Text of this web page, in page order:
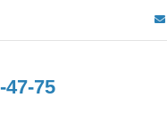
47-75